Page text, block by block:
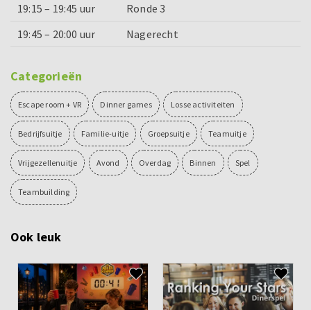
19:15 – 19:45 uur
Ronde 3
19:45 – 20:00 uur
Nagerecht
Categorieën
Escape room + VR Dinner games Losse activiteiten
Bedrijfsuitje Familie-uitje Groepsuitje Teamuitje
Vrijgezellenuitje Avond Overdag Binnen Spel
Teambuilding
Ook leuk